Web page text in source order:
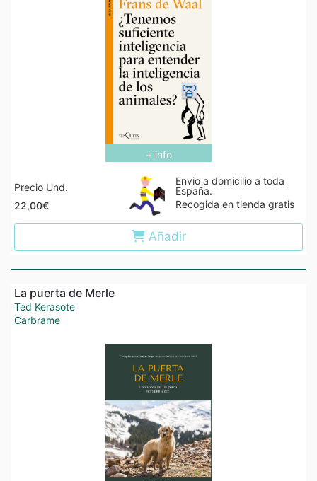
+ info
Precio Und.
22,00€
Envio a domicilio a toda
España.
Recogida en tienda gratis
Añadir
La puerta de Merle
Ted Kerasote
Carbrame